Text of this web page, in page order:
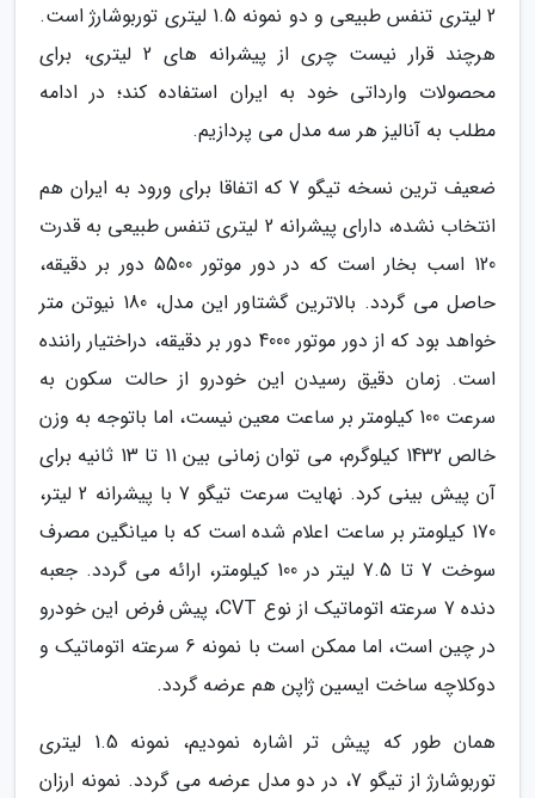
2 لیتری تنفس طبیعی و دو نمونه 1.5 لیتری توربوشارژ است.
هرچند قرار نیست چری از پیشرانه های 2 لیتری، برای
محصولات وارداتی خود به ایران استفاده کند؛ در ادامه
مطلب به آنالیز هر سه مدل می پردازیم.
ضعیف ترین نسخه تیگو 7 که اتفاقا برای ورود به ایران هم
انتخاب نشده، دارای پیشرانه 2 لیتری تنفس طبیعی به قدرت
120 اسب بخار است که در دور موتور 5500 دور بر دقیقه،
حاصل می گردد. بالاترین گشتاور این مدل، 180 نیوتن متر
خواهد بود که از دور موتور 4000 دور بر دقیقه، دراختیار راننده
است. زمان دقیق رسیدن این خودرو از حالت سکون به
سرعت 100 کیلومتر بر ساعت معین نیست، اما باتوجه به وزن
خالص 1432 کیلوگرم، می توان زمانی بین 11 تا 13 ثانیه برای
آن پیش بینی کرد. نهایت سرعت تیگو 7 با پیشرانه 2 لیتر،
170 کیلومتر بر ساعت اعلام شده است که با میانگین مصرف
سوخت 7 تا 7.5 لیتر در 100 کیلومتر، ارائه می گردد. جعبه
دنده 7 سرعته اتوماتیک از نوع CVT، پیش فرض این خودرو
در چین است، اما ممکن است با نمونه 6 سرعته اتوماتیک و
دوکلاچه ساخت ایسین ژاپن هم عرضه گردد.
همان طور که پیش تر اشاره نمودیم، نمونه 1.5 لیتری
توربوشارژ از تیگو 7، در دو مدل عرضه می گردد. نمونه ارزان